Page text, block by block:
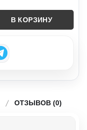
В КОРЗИНУ
ОТЗЫВОВ (0)